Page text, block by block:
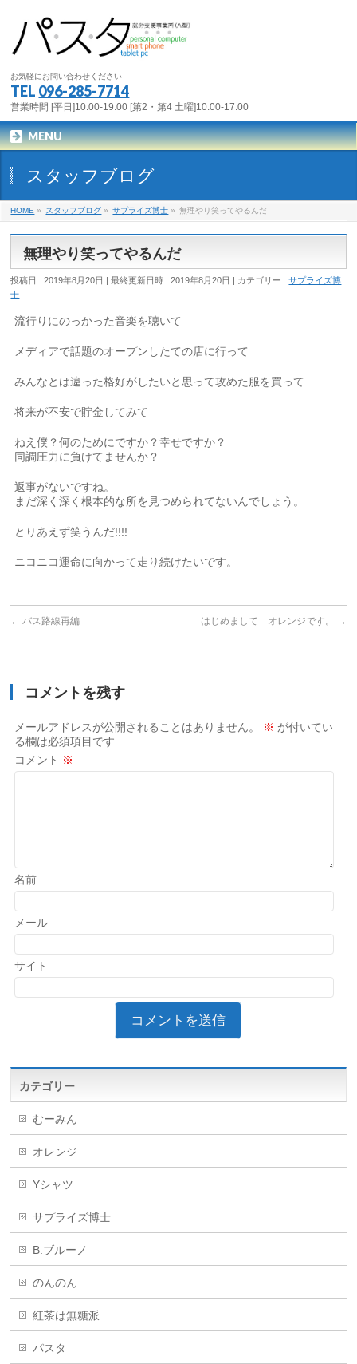
お気軽にお問い合わせください
TEL 096-285-7714
営業時間 [平日]10:00-19:00 [第2・第4 土曜]10:00-17:00
MENU
スタッフブログ
HOME » スタッフブログ » サプライズ博士 » 無理やり笑ってやるんだ
無理やり笑ってやるんだ
投稿日 : 2019年8月20日 最終更新日時 : 2019年8月20日 カテゴリー :サプライズ博
士
流行りにのっかった音楽を聴いて
メディアで話題のオープンしたての店に行って
みんなとは違った格好がしたいと思って攻めた服を買って
将来が不安で貯金してみて
ねえ僕？何のためにですか？幸せですか？
同調圧力に負けてませんか？
返事がないですね。
まだ深く深く根本的な所を見つめられてないんでしょう。
とりあえず笑うんだ!!!!
ニコニコ運命に向かって走り続けたいです。
← バス路線再編 はじめまして オレンジです。 →
コメントを残す
メールアドレスが公開されることはありません。 ※ が付いてい
る欄は必須項目です
コメント ※
名前
メール
サイト
カテゴリー
むーみん
オレンジ
Yシャツ
サプライズ博士
B.ブルーノ
のんのん
紅茶は無糖派
パスタ